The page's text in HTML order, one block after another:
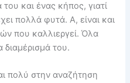
και ένας κήπος, γιατί
πολλά φυτά. Α, είναι και
που καλλιεργεί. Όλα
του.
πολύ στην αναζήτηση